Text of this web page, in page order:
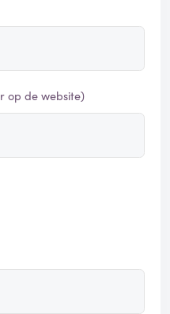
op de website)